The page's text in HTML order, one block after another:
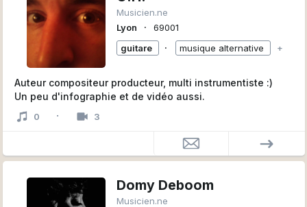
Musicien.ne
Lyon
∙
69001
guitare
∙ musique alternative +
Auteur compositeur producteur, multi instrumentiste :)
Un peu d'infographie et de vidéo aussi.
0 · 3
Domy Deboom
Musicien.ne